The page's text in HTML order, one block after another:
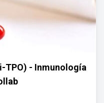
- Inmunología